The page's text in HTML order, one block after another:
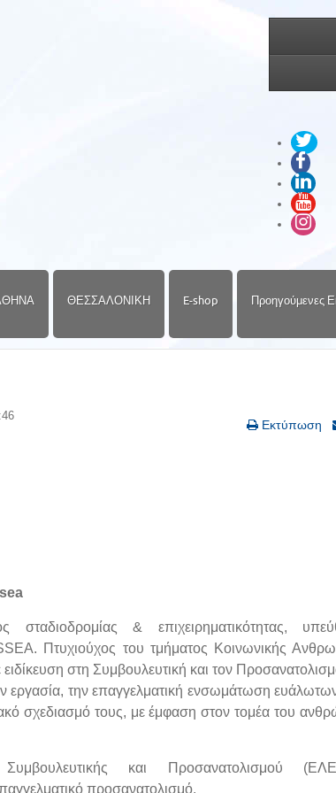
ΘΕΣΣΑΛΟΝΙΚΗ E-shop Προηγούμενες
Εκτύπωση
& επιχειρηματικότητας,
Πτυχιούχος του τμήματος Κοινωνικής
ειδίκευση στη Συμβουλευτική και τον
εργασία, την επαγγελματική ενσωμάτωση
σχεδιασμό τους, με έμφαση στον τομέα του
και Προσανατολισμού
προσανατολισμό.